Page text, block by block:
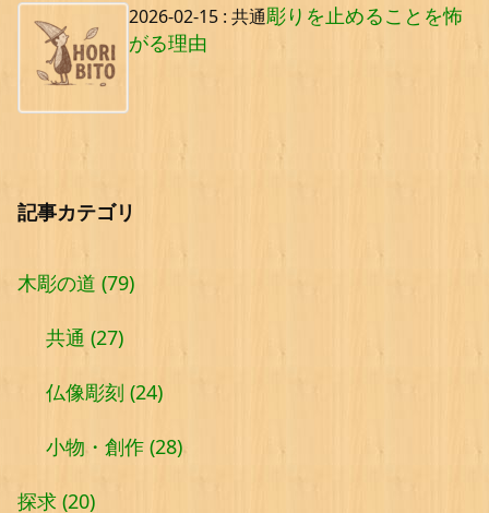
2026-02-15 : 共通彫りを止めることを怖
がる理由
記事カテゴリ
木彫の道 (79)
共通 (27)
仏像彫刻 (24)
小物・創作 (28)
探求 (20)